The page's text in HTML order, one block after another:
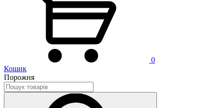
0
Кошик
Порожня